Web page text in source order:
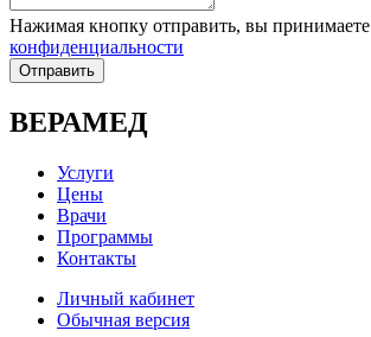
Нажимая кнопку отправить, вы принимаете
конфиденциальности
Отправить
ВЕРАМЕД
Услуги
Цены
Врачи
Программы
Контакты
Личный кабинет
Обычная версия